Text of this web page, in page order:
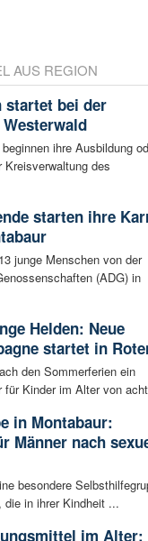
AUS REGION
startet bei der
ihre Ausbildung
des
starten ihre
junge Menschen von der
(ADG) in
Helden: Neue
startet in
den Sommerferien ein
für Kinder im Alter von
in Montabaur:
Männer nach
besondere
in ihrer Kindheit ...
im Alter: